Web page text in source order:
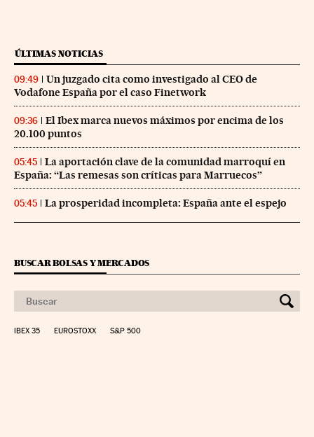
ÚLTIMAS NOTICIAS
09:49
Un juzgado cita como investigado al CEO de
Vodafone España por el caso Finetwork
09:36
El Ibex marca nuevos máximos por encima de los
20.100 puntos
05:45
La aportación clave de la comunidad marroquí en
España: “Las remesas son críticas para Marruecos”
05:45 La prosperidad incompleta: España ante el espejo
BUSCAR BOLSAS Y MERCADOS
IBEX 35 EUROSTOXX S&P 500